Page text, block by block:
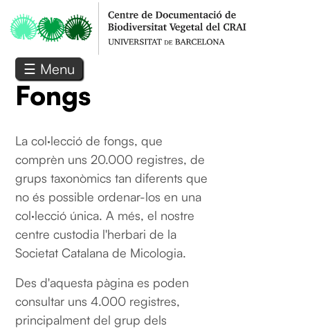
☰ Menu
Fongs
La col·lecció de fongs, que
comprèn uns 20.000 registres, de
grups taxonòmics tan diferents que
no és possible ordenar-los en una
col·lecció única. A més, el nostre
centre custodia l'herbari de la
Societat Catalana de Micologia.
Des d'aquesta pàgina es poden
consultar uns 4.000 registres,
principalment del grup dels